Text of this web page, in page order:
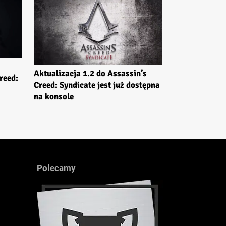
Aktualizacja 1.2 do Assassin’s
Creed: Syndicate jest już dostępna
na konsole
Polecamy